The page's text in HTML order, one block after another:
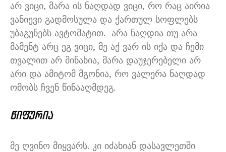
არ ვიცი, მარა ის ნაღდად ვიცი, რო რაც აირია
ვანიევი გადმოსულა და ქართულ სოფლებს
უბაგუნებს ავტომატით.
არა ნაღდია თუ არა
მამენტ არც ეგ ვიცი, მე აქ ვარ ის იქა და ჩემი
თვალით არ მინახია, მარა დაუჯერებელი არ
არი და ამიტომ მგონია, რო ვალერა ნაღდად
ომობს ჩვენ წინააღმდეგ.
წიფურია
მე ღვინო მიყვარს. კი იძახიან დასავლეთში